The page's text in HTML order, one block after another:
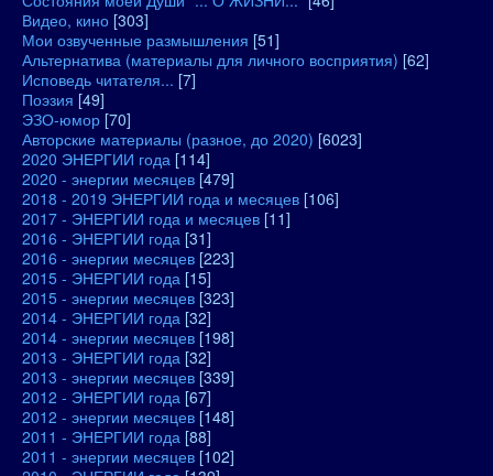
Видео, кино [303]
Мои озвученные размышления [51]
Альтернатива (материалы для личного восприятия) [62]
Исповедь читателя... [7]
Поэзия [49]
ЭЗО-юмор [70]
Авторские материалы (разное, до 2020) [6023]
2020 ЭНЕРГИИ года [114]
2020 - энергии месяцев [479]
2018 - 2019 ЭНЕРГИИ года и месяцев [106]
2017 - ЭНЕРГИИ года и месяцев [11]
2016 - ЭНЕРГИИ года [31]
2016 - энергии месяцев [223]
2015 - ЭНЕРГИИ года [15]
2015 - энергии месяцев [323]
2014 - ЭНЕРГИИ года [32]
2014 - энергии месяцев [198]
2013 - ЭНЕРГИИ года [32]
2013 - энергии месяцев [339]
2012 - ЭНЕРГИИ года [67]
2012 - энергии месяцев [148]
2011 - ЭНЕРГИИ года [88]
2011 - энергии месяцев [102]